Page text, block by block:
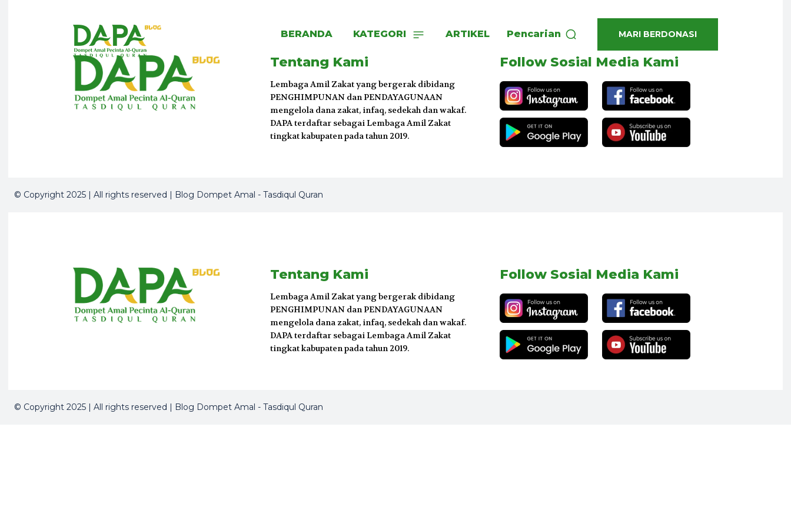
BERANDA KATEGORI ARTIKEL Pencarian MARI BERDONASI
Tentang Kami
Lembaga Amil Zakat yang bergerak dibidang
PENGHIMPUNAN dan PENDAYAGUNAAN
mengelola dana zakat, infaq, sedekah dan wakaf.
DAPA terdaftar sebagai Lembaga Amil Zakat
tingkat kabupaten pada tahun 2019.
Follow Sosial Media Kami
© Copyright 2025 | All rights reserved | Blog Dompet Amal - Tasdiqul Quran
Tentang Kami
Lembaga Amil Zakat yang bergerak dibidang
PENGHIMPUNAN dan PENDAYAGUNAAN
mengelola dana zakat, infaq, sedekah dan wakaf.
DAPA terdaftar sebagai Lembaga Amil Zakat
tingkat kabupaten pada tahun 2019.
Follow Sosial Media Kami
© Copyright 2025 | All rights reserved | Blog Dompet Amal - Tasdiqul Quran